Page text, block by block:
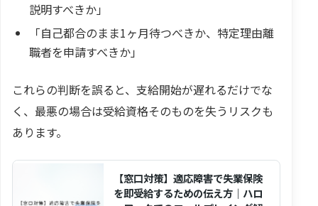
説明すべきか」
「自己都合のまま1ヶ月待つべきか、特定理由離
職者を申請すべきか」
これらの判断を誤ると、支給開始が遅れるだけでな
く、最悪の場合は受給資格そのものを失うリスクも
あります。
【窓口対策】適応障害で失業保険
を即受給するための伝え方｜ハロ